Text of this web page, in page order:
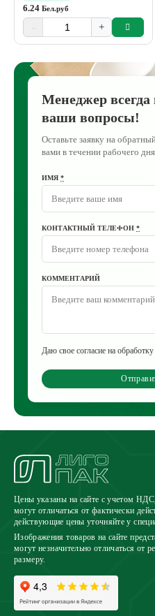
6.24 Бел.руб
- +
Менеджер всегда
ваши вопросы!
Оставьте заявку на
вами в течении рабочего
ИМЯ *
КОНТАКТНЫЙ ТЕЛЕФОН *
КОММЕНТАРИЙ
Даю свое согласие на
Цены указаны на сайте с учетом
могут отличаться от фактически
действующие цены уточняйте у
Изображения товаров на сайте
могут незначительно отличаться от
размеру.